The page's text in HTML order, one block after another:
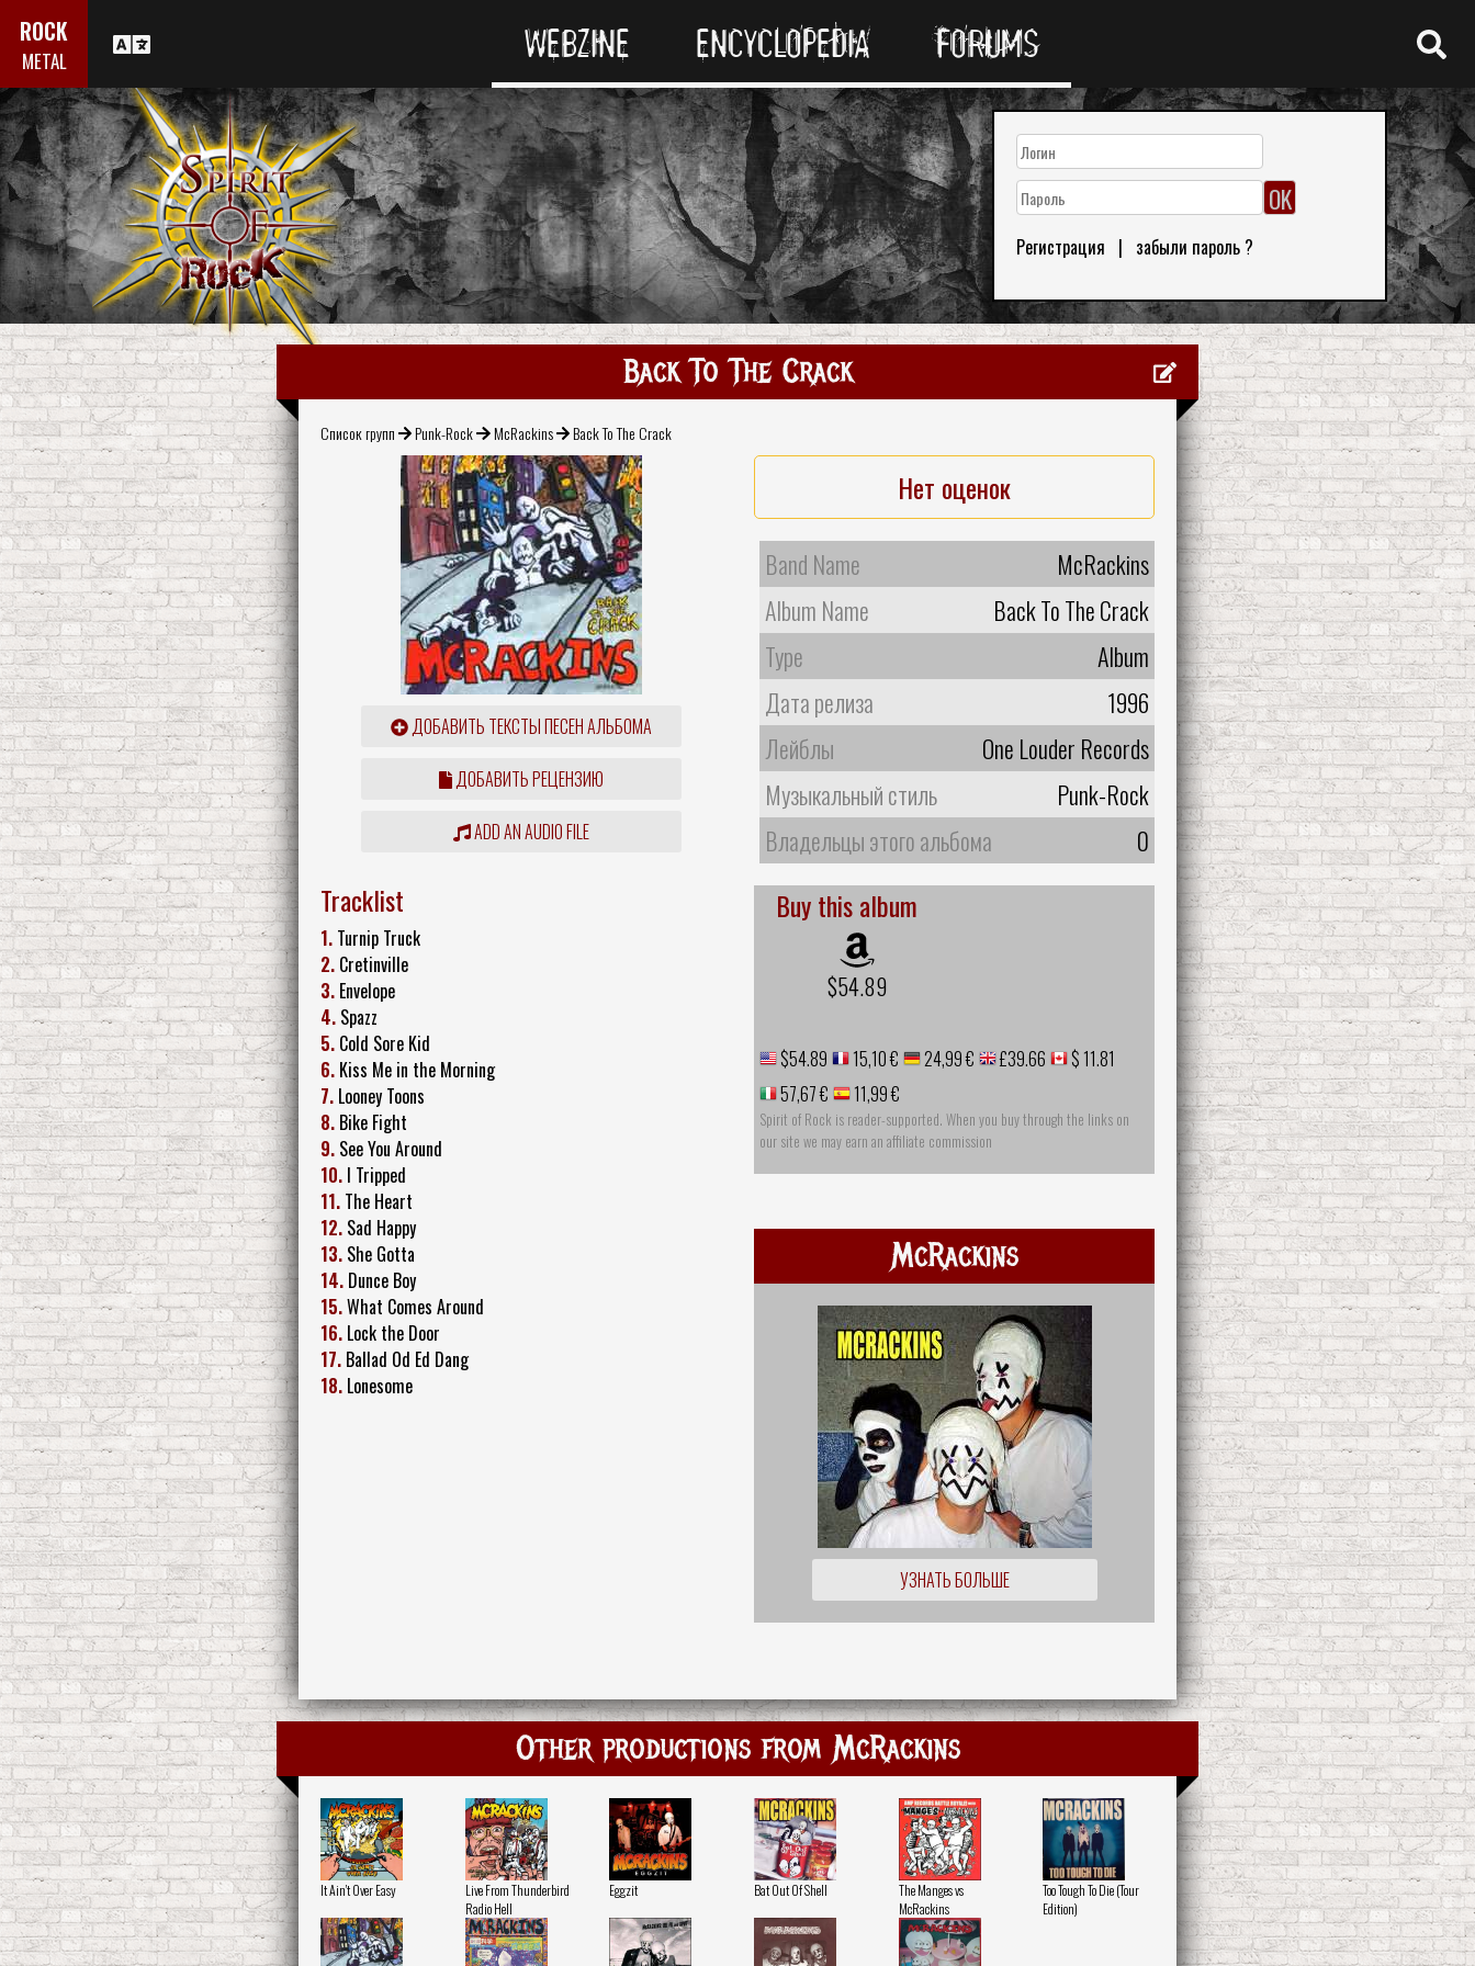
ROCK
METAL WEBZINE ENCYCLOPEDIA FORUMS
Регистрация | забыли пароль ?
Back To The Crack
Список групп Punk-Rock McRackins Back To The Crack
ДОБАВИТЬ ТЕКСТЫ ПЕСЕН АЛЬБОМА
ДОБАВИТЬ РЕЦЕНЗИЮ
ADD AN AUDIO FILE
Нет оценок
Band Name
McRackins
Album Name
Back To The Crack
Type
Album
Дата релиза
1996
Лейблы
One Louder Records
Музыкальный стиль
Punk-Rock
Владельцы этого альбома
0
Tracklist
1. Turnip Truck
2. Cretinville
3. Envelope
4. Spazz
5. Cold Sore Kid
6. Kiss Me in the Morning
7. Looney Toons
8. Bike Fight
9. See You Around
10. I Tripped
11. The Heart
12. Sad Happy
13. She Gotta
14. Dunce Boy
15.What Comes Around
16. Lock the Door
17. Ballad Od Ed Dang
18. Lonesome
Buy this album
$54.89
$54.89 15,10 € 24,99 € £39.66
$ 11.81
57,67 €
11,99 €
Spirit of Rock is reader-supported. When you buy through the links on
our site we may earn an affiliate commission
McRackins
УЗНАТЬ БОЛЬШЕ
Other productions from McRackins
It Ain't Over Easy
Live From Thunderbird
Radio Hell
Eggzit Bat Out Of Shell
The Manges vs
McRackins ‎
Too Tough To Die (Tour
Edition)